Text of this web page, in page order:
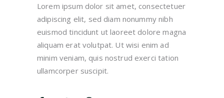
Lorem ipsum dolor sit amet, consectetuer
adipiscing elit, sed diam nonummy nibh
euismod tincidunt ut laoreet dolore magna
aliquam erat volutpat. Ut wisi enim ad
minim veniam, quis nostrud exerci tation
ullamcorper suscipit.